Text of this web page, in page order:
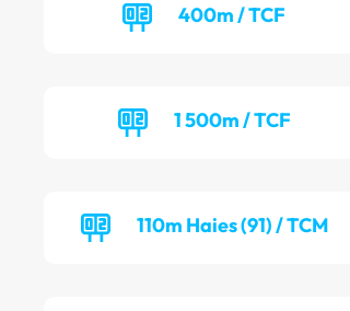
400m / TCF
1 500m / TCF
110m Haies (91) / TCM